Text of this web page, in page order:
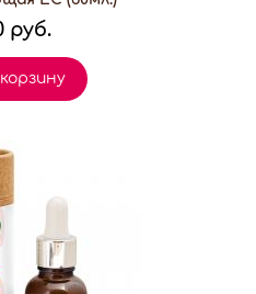
руб.